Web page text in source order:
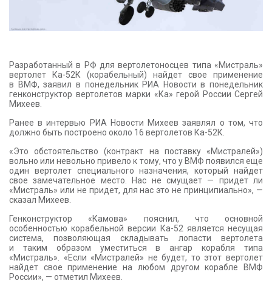
Разработанный в РФ для вертолетоносцев типа «Мистраль»
вертолет Ка-52К (корабельный) найдет свое применение
в ВМФ, заявил в понедельник РИА Новости в понедельник
генконструктор вертолетов марки «Ка» герой России Сергей
Михеев.
Ранее в интервью РИА Новости Михеев заявлял о том, что
должно быть построено около 16 вертолетов Ка-52К.
«Это обстоятельство (контракт на поставку «Мистралей»)
вольно или невольно привело к тому, что у ВМФ появился еще
один вертолет специального назначения, который найдет
свое замечательное место. Нас не смущает — придет ли
«Мистраль» или не придет, для нас это не принципиально», —
сказал Михеев.
Генконструктор «Камова» пояснил, что основной
особенностью корабельной версии Ка-52 является несущая
система, позволяющая складывать лопасти вертолета
и таким образом уместиться в ангар корабля типа
«Мистраль». «Если «Мистралей» не будет, то этот вертолет
найдет свое применение на любом другом корабле ВМФ
России», — отметил Михеев.